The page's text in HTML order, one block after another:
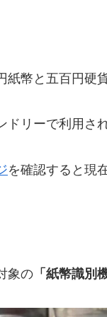
紙幣と五百円硬
ドリーで利用さ
を確認すると現
象の 「紙幣識別